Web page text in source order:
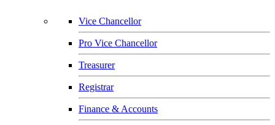
Vice Chancellor
Pro Vice Chancellor
Treasurer
Registrar
Finance & Accounts